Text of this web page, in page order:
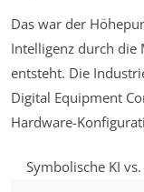
Das war der
Intelligenz durch die
entsteht. Die
Digital Equipment
Hardware-
Symbolische KI